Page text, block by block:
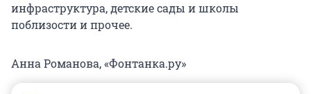
инфраструктура, детские сады и школы
поблизости и прочее.
Анна Романова, «Фонтанка.ру»